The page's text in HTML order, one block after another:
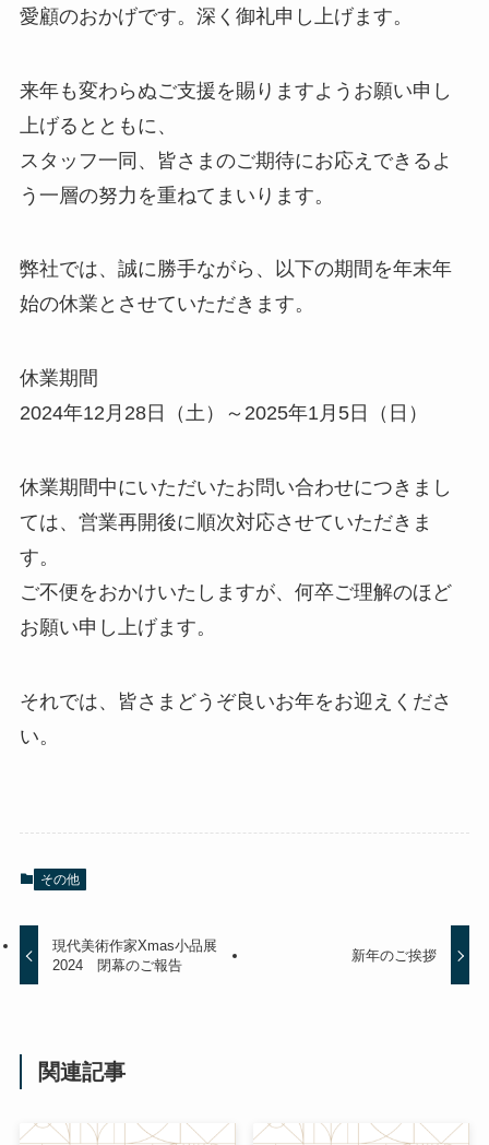
愛顧のおかげです。深く御礼申し上げます。
来年も変わらぬご支援を賜りますようお願い申し
上げるとともに、
スタッフ一同、皆さまのご期待にお応えできるよ
う一層の努力を重ねてまいります。
弊社では、誠に勝手ながら、以下の期間を年末年
始の休業とさせていただきます。
休業期間
2024年12月28日（土）～2025年1月5日（日）
休業期間中にいただいたお問い合わせにつきまし
ては、営業再開後に順次対応させていただきま
す。
ご不便をおかけいたしますが、何卒ご理解のほど
お願い申し上げます。
それでは、皆さまどうぞ良いお年をお迎えくださ
い。
その他
現代美術作家Xmas小品展
2024 閉幕のご報告
新年のご挨拶
関連記事